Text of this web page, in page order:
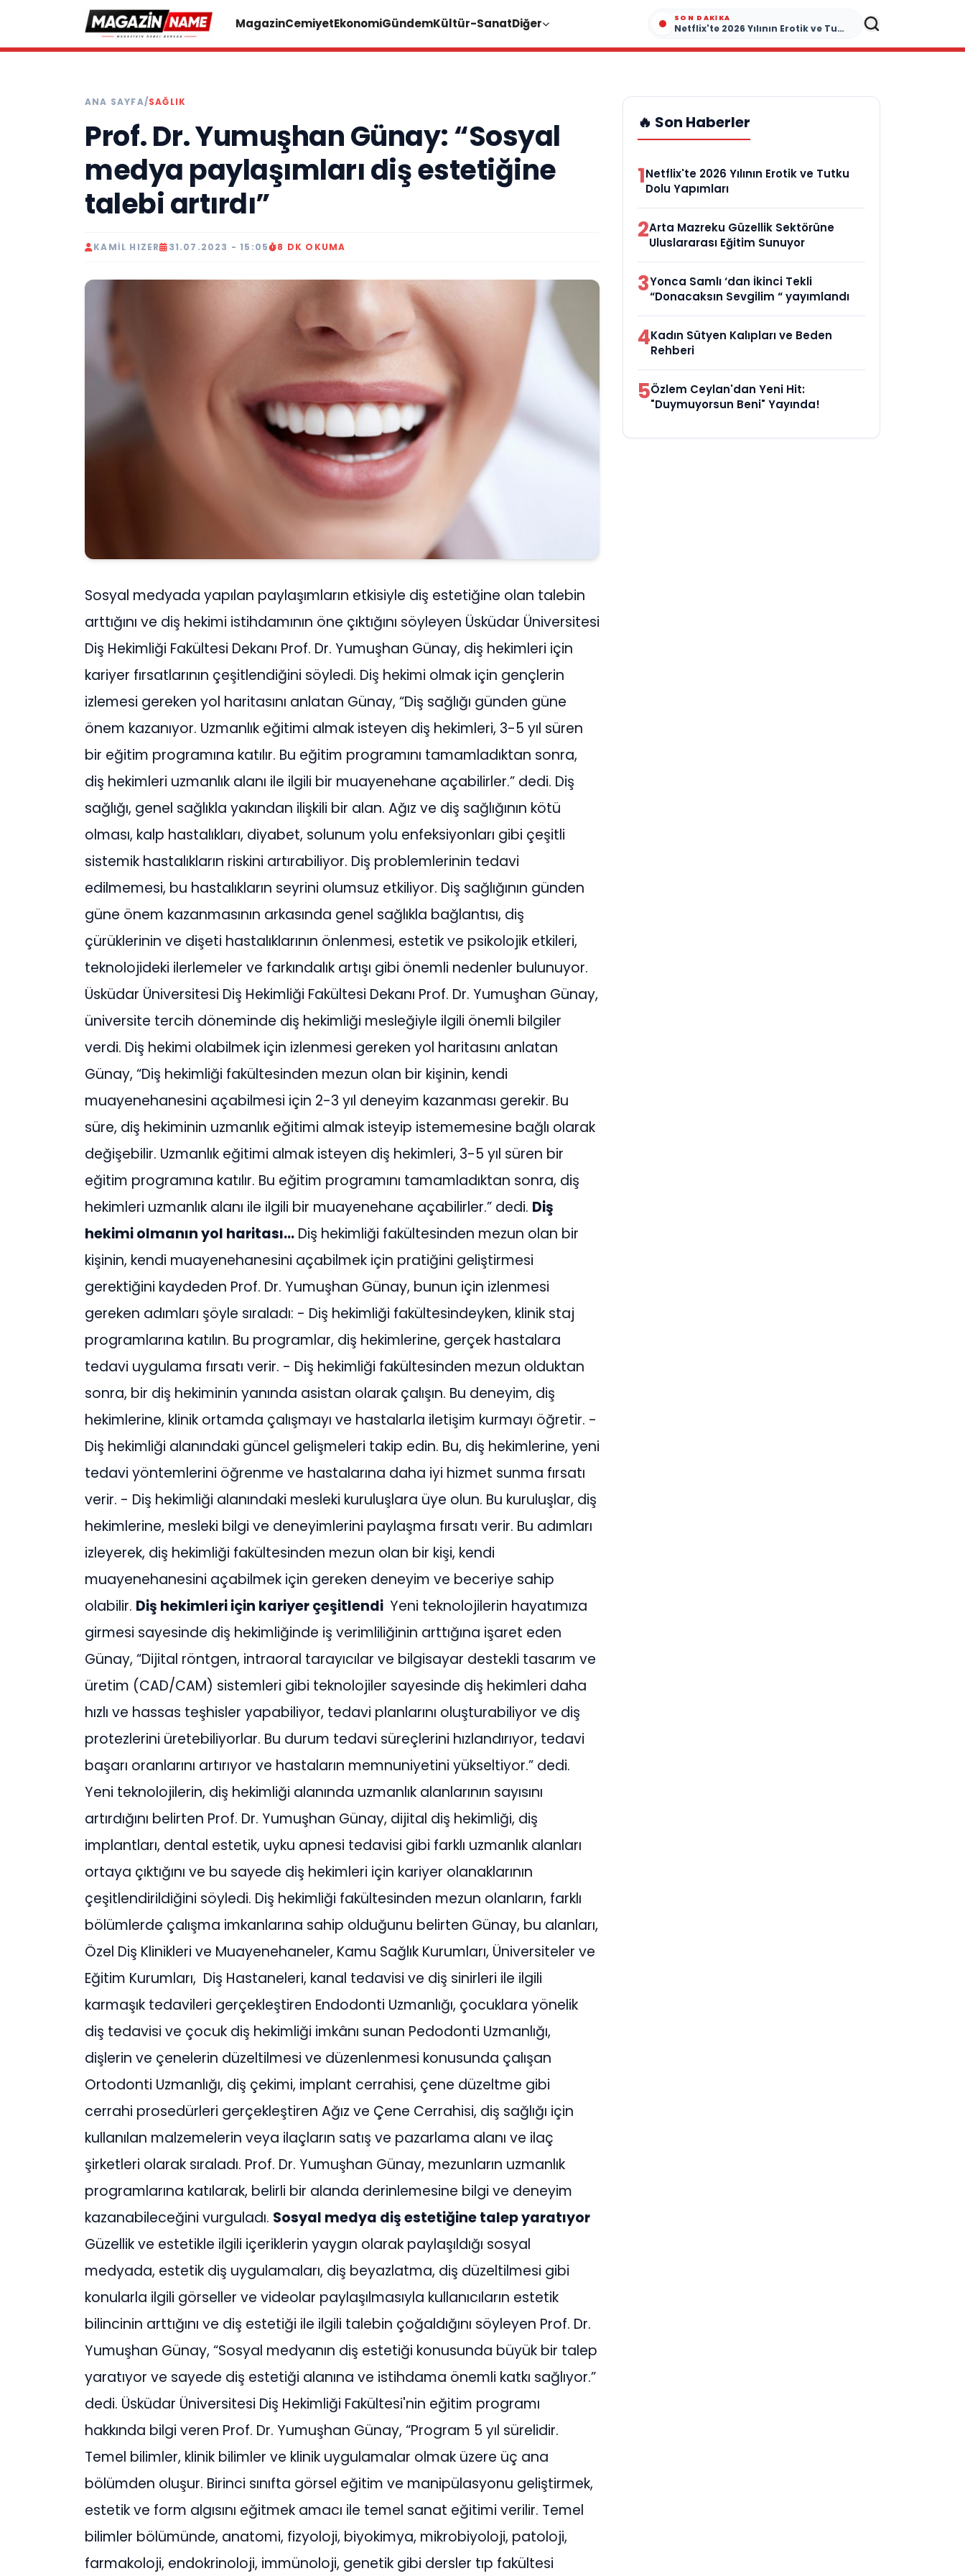
MagazinCemiyetEkonomiGündemKültür-SanatDiğer SON DAKIKA
Netflix'te 2026 Yılının Erotik ve Tutku Dolu Yapımları
ANA SAYFA/SAĞLIK
Prof. Dr. Yumuşhan Günay: “Sosyal
medya paylaşımları diş estetiğine
talebi artırdı”
KAMIL HIZER 31.07.2023 - 15:05 8 DK OKUMA
Sosyal medyada yapılan paylaşımların etkisiyle diş estetiğine olan talebin
arttığını ve diş hekimi istihdamının öne çıktığını söyleyen Üsküdar Üniversitesi
Diş Hekimliği Fakültesi Dekanı Prof. Dr. Yumuşhan Günay, diş hekimleri için
kariyer fırsatlarının çeşitlendiğini söyledi. Diş hekimi olmak için gençlerin
izlemesi gereken yol haritasını anlatan Günay, “Diş sağlığı günden güne
önem kazanıyor. Uzmanlık eğitimi almak isteyen diş hekimleri, 3-5 yıl süren
bir eğitim programına katılır. Bu eğitim programını tamamladıktan sonra,
diş hekimleri uzmanlık alanı ile ilgili bir muayenehane açabilirler.” dedi. Diş
sağlığı, genel sağlıkla yakından ilişkili bir alan. Ağız ve diş sağlığının kötü
olması, kalp hastalıkları, diyabet, solunum yolu enfeksiyonları gibi çeşitli
sistemik hastalıkların riskini artırabiliyor. Diş problemlerinin tedavi
edilmemesi, bu hastalıkların seyrini olumsuz etkiliyor. Diş sağlığının günden
güne önem kazanmasının arkasında genel sağlıkla bağlantısı, diş
çürüklerinin ve dişeti hastalıklarının önlenmesi, estetik ve psikolojik etkileri,
teknolojideki ilerlemeler ve farkındalık artışı gibi önemli nedenler bulunuyor.
Üsküdar Üniversitesi Diş Hekimliği Fakültesi Dekanı Prof. Dr. Yumuşhan Günay,
üniversite tercih döneminde diş hekimliği mesleğiyle ilgili önemli bilgiler
verdi. Diş hekimi olabilmek için izlenmesi gereken yol haritasını anlatan
Günay, “Diş hekimliği fakültesinden mezun olan bir kişinin, kendi
muayenehanesini açabilmesi için 2-3 yıl deneyim kazanması gerekir. Bu
süre, diş hekiminin uzmanlık eğitimi almak isteyip istememesine bağlı olarak
değişebilir. Uzmanlık eğitimi almak isteyen diş hekimleri, 3-5 yıl süren bir
eğitim programına katılır. Bu eğitim programını tamamladıktan sonra, diş
hekimleri uzmanlık alanı ile ilgili bir muayenehane açabilirler.” dedi. Diş
hekimi olmanın yol haritası… Diş hekimliği fakültesinden mezun olan bir
kişinin, kendi muayenehanesini açabilmek için pratiğini geliştirmesi
gerektiğini kaydeden Prof. Dr. Yumuşhan Günay, bunun için izlenmesi
gereken adımları şöyle sıraladı: - Diş hekimliği fakültesindeyken, klinik staj
programlarına katılın. Bu programlar, diş hekimlerine, gerçek hastalara
tedavi uygulama fırsatı verir. - Diş hekimliği fakültesinden mezun olduktan
sonra, bir diş hekiminin yanında asistan olarak çalışın. Bu deneyim, diş
hekimlerine, klinik ortamda çalışmayı ve hastalarla iletişim kurmayı öğretir. -
Diş hekimliği alanındaki güncel gelişmeleri takip edin. Bu, diş hekimlerine, yeni
tedavi yöntemlerini öğrenme ve hastalarına daha iyi hizmet sunma fırsatı
verir. - Diş hekimliği alanındaki mesleki kuruluşlara üye olun. Bu kuruluşlar, diş
hekimlerine, mesleki bilgi ve deneyimlerini paylaşma fırsatı verir. Bu adımları
izleyerek, diş hekimliği fakültesinden mezun olan bir kişi, kendi
muayenehanesini açabilmek için gereken deneyim ve beceriye sahip
olabilir. Diş hekimleri için kariyer çeşitlendi Yeni teknolojilerin hayatımıza
girmesi sayesinde diş hekimliğinde iş verimliliğinin arttığına işaret eden
Günay, “Dijital röntgen, intraoral tarayıcılar ve bilgisayar destekli tasarım ve
üretim (CAD/CAM) sistemleri gibi teknolojiler sayesinde diş hekimleri daha
hızlı ve hassas teşhisler yapabiliyor, tedavi planlarını oluşturabiliyor ve diş
protezlerini üretebiliyorlar. Bu durum tedavi süreçlerini hızlandırıyor, tedavi
başarı oranlarını artırıyor ve hastaların memnuniyetini yükseltiyor.” dedi.
Yeni teknolojilerin, diş hekimliği alanında uzmanlık alanlarının sayısını
artırdığını belirten Prof. Dr. Yumuşhan Günay, dijital diş hekimliği, diş
implantları, dental estetik, uyku apnesi tedavisi gibi farklı uzmanlık alanları
ortaya çıktığını ve bu sayede diş hekimleri için kariyer olanaklarının
çeşitlendirildiğini söyledi. Diş hekimliği fakültesinden mezun olanların, farklı
bölümlerde çalışma imkanlarına sahip olduğunu belirten Günay, bu alanları,
Özel Diş Klinikleri ve Muayenehaneler, Kamu Sağlık Kurumları, Üniversiteler ve
Eğitim Kurumları, Diş Hastaneleri, kanal tedavisi ve diş sinirleri ile ilgili
karmaşık tedavileri gerçekleştiren Endodonti Uzmanlığı, çocuklara yönelik
diş tedavisi ve çocuk diş hekimliği imkânı sunan Pedodonti Uzmanlığı,
dişlerin ve çenelerin düzeltilmesi ve düzenlenmesi konusunda çalışan
Ortodonti Uzmanlığı, diş çekimi, implant cerrahisi, çene düzeltme gibi
cerrahi prosedürleri gerçekleştiren Ağız ve Çene Cerrahisi, diş sağlığı için
kullanılan malzemelerin veya ilaçların satış ve pazarlama alanı ve ilaç
şirketleri olarak sıraladı. Prof. Dr. Yumuşhan Günay, mezunların uzmanlık
programlarına katılarak, belirli bir alanda derinlemesine bilgi ve deneyim
kazanabileceğini vurguladı. Sosyal medya diş estetiğine talep yaratıyor
Güzellik ve estetikle ilgili içeriklerin yaygın olarak paylaşıldığı sosyal
medyada, estetik diş uygulamaları, diş beyazlatma, diş düzeltilmesi gibi
konularla ilgili görseller ve videolar paylaşılmasıyla kullanıcıların estetik
bilincinin arttığını ve diş estetiği ile ilgili talebin çoğaldığını söyleyen Prof. Dr.
Yumuşhan Günay, “Sosyal medyanın diş estetiği konusunda büyük bir talep
yaratıyor ve sayede diş estetiği alanına ve istihdama önemli katkı sağlıyor.”
dedi. Üsküdar Üniversitesi Diş Hekimliği Fakültesi'nin eğitim programı
hakkında bilgi veren Prof. Dr. Yumuşhan Günay, “Program 5 yıl sürelidir.
Temel bilimler, klinik bilimler ve klinik uygulamalar olmak üzere üç ana
bölümden oluşur. Birinci sınıfta görsel eğitim ve manipülasyonu geliştirmek,
estetik ve form algısını eğitmek amacı ile temel sanat eğitimi verilir. Temel
bilimler bölümünde, anatomi, fizyoloji, biyokimya, mikrobiyoloji, patoloji,
farmakoloji, endokrinoloji, immünoloji, genetik gibi dersler tıp fakültesi
🔥 Son Haberler
1Netflix'te 2026 Yılının Erotik ve Tutku
Dolu Yapımları
2Arta Mazreku Güzellik Sektörüne
Uluslararası Eğitim Sunuyor
3Yonca Samlı ‘dan İkinci Tekli
“Donacaksın Sevgilim “ yayımlandı
4Kadın Sütyen Kalıpları ve Beden
Rehberi
5Özlem Ceylan'dan Yeni Hit:
"Duymuyorsun Beni" Yayında!